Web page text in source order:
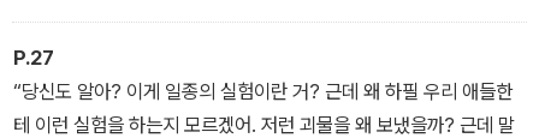
볼 순 없어!”
P.27
“당신도 알아? 이게 일종의 실험이란 거? 근데 왜 하필 우리 애들한
테 이런 실험을 하는지 모르겠어. 저런 괴물을 왜 보냈을까? 근데 말